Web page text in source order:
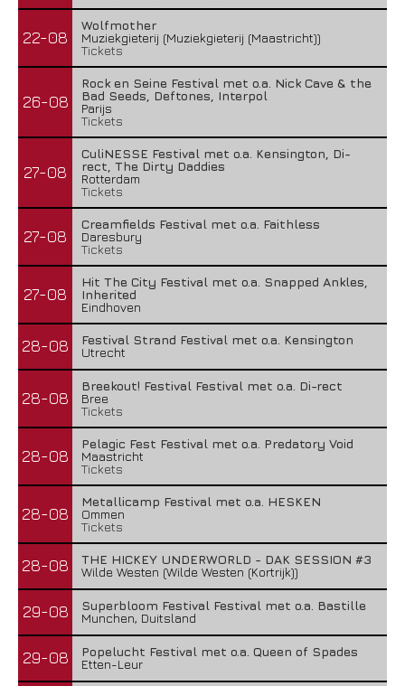
22-08
Wolfmother
Muziekgieterij (Muziekgieterij (Maastricht))
Tickets
26-08
Rock en Seine Festival met o.a. Nick Cave & the
Bad Seeds, Deftones, Interpol
Parijs
Tickets
27-08
CuliNESSE Festival met o.a. Kensington, Di-
rect, The Dirty Daddies
Rotterdam
Tickets
27-08
Creamfields Festival met o.a. Faithless
Daresbury
Tickets
27-08
Hit The City Festival met o.a. Snapped Ankles,
Inherited
Eindhoven
28-08
Festival Strand Festival met o.a. Kensington
Utrecht
28-08
Breekout! Festival Festival met o.a. Di-rect
Bree
Tickets
28-08
Pelagic Fest Festival met o.a. Predatory Void
Maastricht
Tickets
28-08
Metallicamp Festival met o.a. HESKEN
Ommen
Tickets
28-08
THE HICKEY UNDERWORLD - DAK SESSION #3
Wilde Westen (Wilde Westen (Kortrijk))
29-08
Superbloom Festival Festival met o.a. Bastille
Munchen, Duitsland
29-08
Popelucht Festival met o.a. Queen of Spades
Etten-Leur